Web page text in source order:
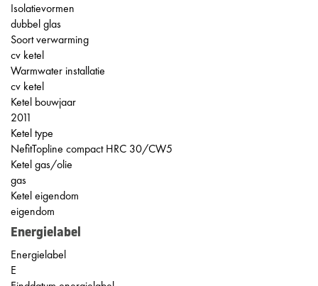
Isolatievormen
dubbel glas
Soort verwarming
cv ketel
Warmwater installatie
cv ketel
Ketel bouwjaar
2011
Ketel type
NefitTopline compact HRC 30/CW5
Ketel gas/olie
gas
Ketel eigendom
eigendom
Energielabel
Energielabel
E